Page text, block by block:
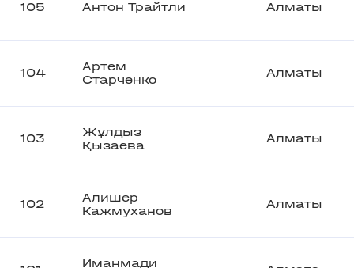
105 Антон Трайтли Алматы
104
Артем
Старченко
Алматы
103
Жұлдыз
Қызаева
Алматы
102
Алишер
Кажмуханов
Алматы
Иманмади